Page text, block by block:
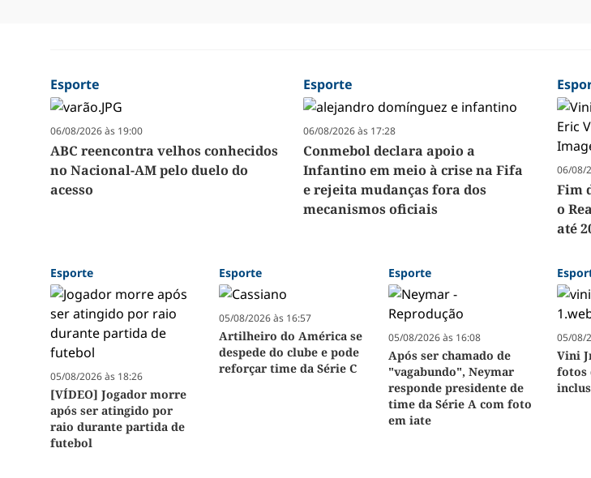
Esporte
06/08/2026 às 19:00
ABC reencontra velhos conhecidos
no Nacional-AM pelo duelo do
acesso
Esporte
06/08/2026 às 17:28
Conmebol declara apoio a
Infantino em meio à crise na Fifa
e rejeita mudanças fora dos
mecanismos oficiais
06/08/
Fim
o
até
Esporte
05/08/2026 às 18:26
[VÍDEO] Jogador morre
após ser atingido por
raio durante partida de
futebol
Esporte
05/08/2026 às 16:57
Artilheiro do América se
despede do clube e pode
reforçar time da Série C
Esporte
05/08/2026 às 16:08
Após ser chamado de
"vagabundo", Neymar
responde presidente de
time da Série A com foto
em iate
05/08/
Vini
fotos